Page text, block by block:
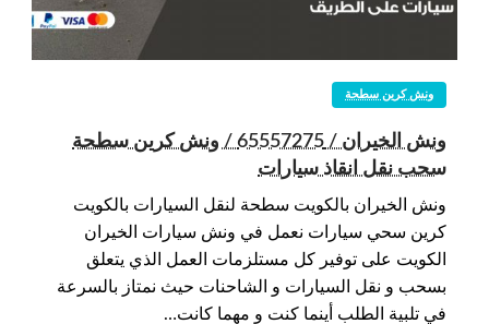
ونش كرين سطحة
ونش الخيران / 65557275 / ونش كرين سطحة
سحب نقل انقاذ سيارات
ونش الخيران بالكويت سطحة لنقل السيارات بالكويت
كرين سحي سيارات نعمل في ونش سيارات الخيران
الكويت على توفير كل مستلزمات العمل الذي يتعلق
بسحب و نقل السيارات و الشاحنات حيث نمتاز بالسرعة
في تلبية الطلب أينما كنت و مهما كانت…